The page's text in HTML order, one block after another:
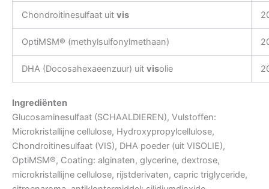
Chondroitinesulfaat uit vis
OptiMSM® (methylsulfonylmethaan)
DHA (Docosahexaeenzuur) uit visolie
Ingrediënten
Glucosaminesulfaat (SCHAALDIEREN), Vulstoffen:
Microkristallijne cellulose, Hydroxypropylcellulose,
Chondroitinesulfaat (VIS), DHA poeder (uit VISOLIE),
OptiMSM®, Coating: alginaten, glycerine, dextrose,
microkristallijne cellulose, rijstderivaten, capric triglyceride,